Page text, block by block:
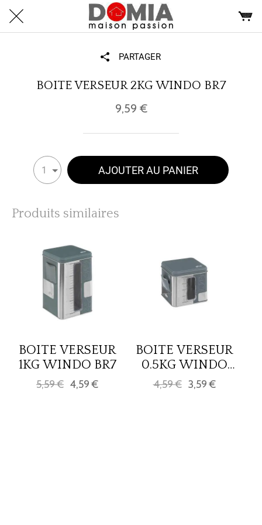
PARTAGER
BOITE VERSEUR 2KG WINDO BR7
9,59 €
1 AJOUTER AU PANIER
Produits similaires
BOITE VERSEUR
1KG WINDO BR7
5,59 € 4,59 €
BOITE VERSEUR
0.5KG WINDO
BR7
4,59 € 3,59 €